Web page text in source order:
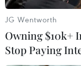
vượt được vùng
09/08/2026 10:42
Tổ chức tín dụng
JG Wentworth
Owning $10k+
Stop Paying